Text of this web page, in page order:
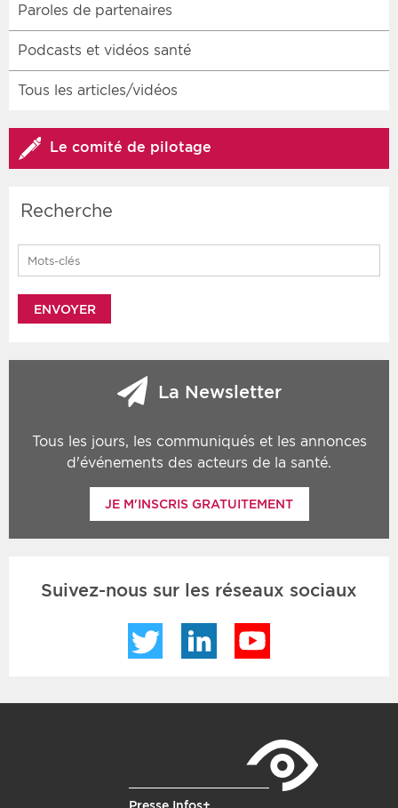
Paroles de partenaires
Podcasts et vidéos santé
Tous les articles/vidéos
Le comité de pilotage
Recherche
La Newsletter
Tous les jours, les communiqués et les annonces
d'événements des acteurs de la santé.
JE M'INSCRIS GRATUITEMENT
Suivez-nous sur les réseaux sociaux
Twitter LinkedIn